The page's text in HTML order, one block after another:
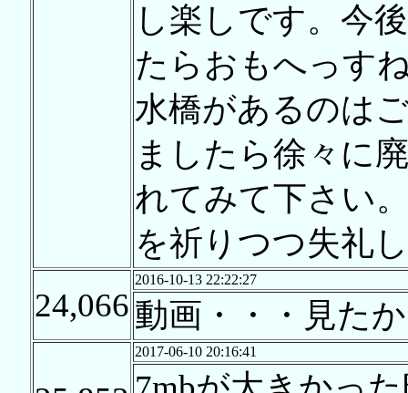
し楽しです。今
たらおもへっす
水橋があるのは
ましたら徐々に
れてみて下さい
を祈りつつ失礼
24,066
2016-10-13 22:22:27
動画・・・見た
2017-06-10 20:16:41